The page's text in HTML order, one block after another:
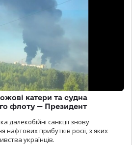
катери та судна
флоту — Президент
далекобійні санкції знову
прибутків росії, з яких
українців.